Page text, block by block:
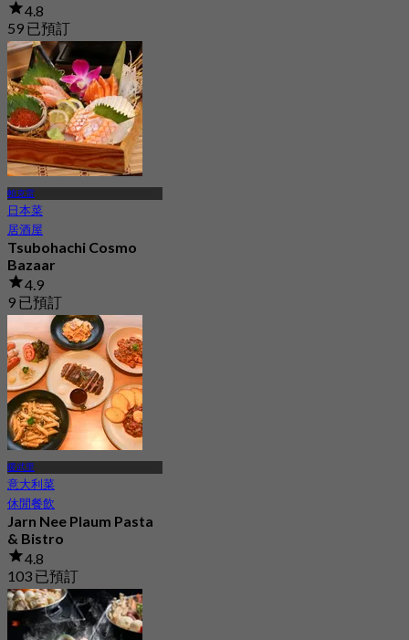
4.8
59 已預訂
起฿ 195
帕克雷
日本菜
居酒屋
Tsubohachi Cosmo
Bazaar
4.9
9 已預訂
฿ 495
暖武里
意大利菜
休閒餐飲
Jarn Nee Plaum Pasta
& Bistro
4.8
103 已預訂
起฿ 330